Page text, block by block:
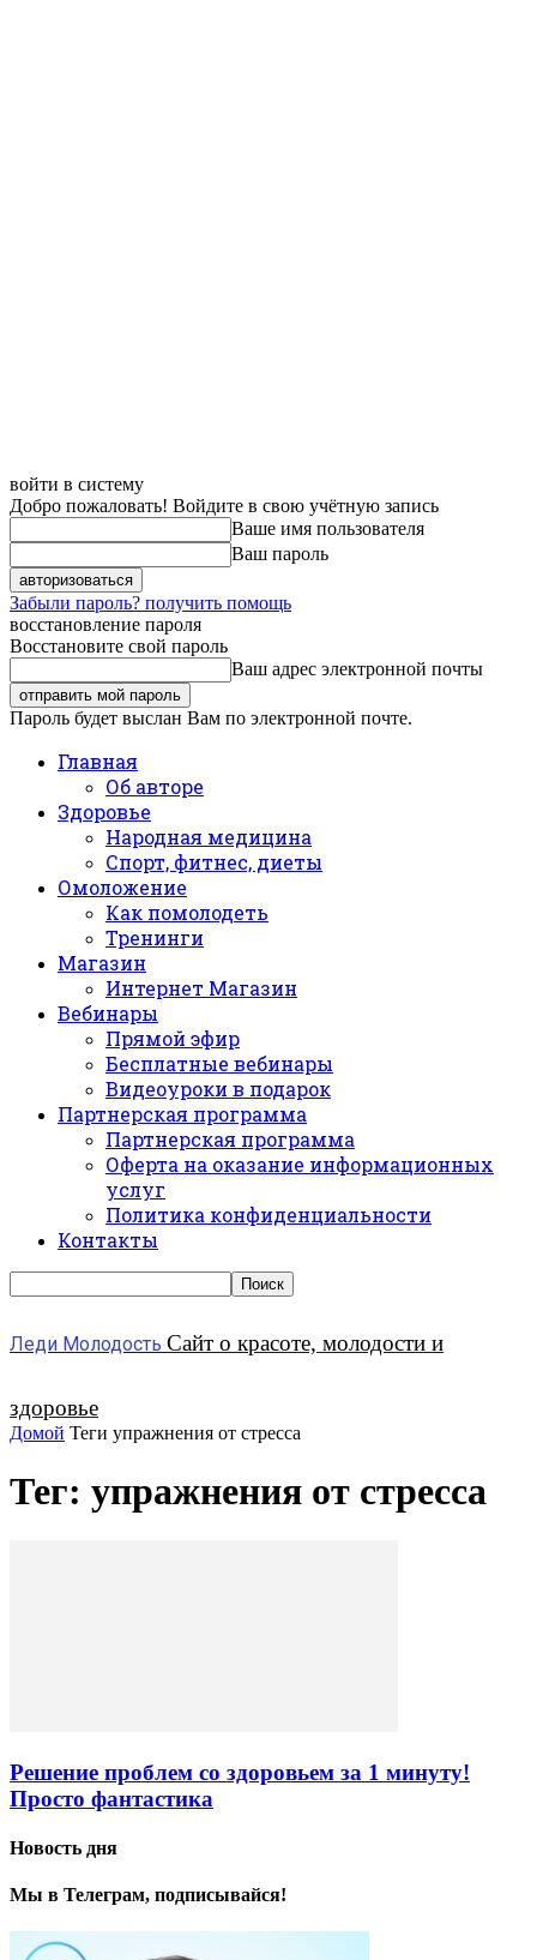
войти в систему
Добро пожаловать! Войдите в свою учётную запись
Ваше имя пользователя
Ваш пароль
Забыли пароль? получить помощь
восстановление пароля
Восстановите свой пароль
Ваш адрес электронной почты
Пароль будет выслан Вам по электронной почте.
Главная
Об авторе
Здоровье
Народная медицина
Спорт, фитнес, диеты
Омоложение
Как помолодеть
Тренинги
Магазин
Интернет Магазин
Вебинары
Прямой эфир
Бесплатные вебинары
Видеоуроки в подарок
Партнерская программа
Партнерская программа
Оферта на оказание информационных
услуг
Политика конфиденциальности
Контакты
Леди Молодость Сайт о красоте, молодости и
здоровье
Домой Теги упражнения от стресса
Тег: упражнения от стресса
Решение проблем со здоровьем за 1 минуту!
Просто фантастика
Новость дня
Мы в Телеграм, подписывайся!